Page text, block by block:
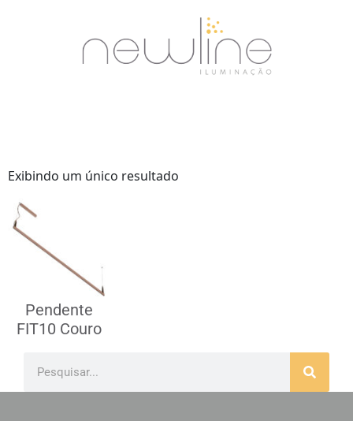
Exibindo um único resultado
Pendente
FIT10 Couro